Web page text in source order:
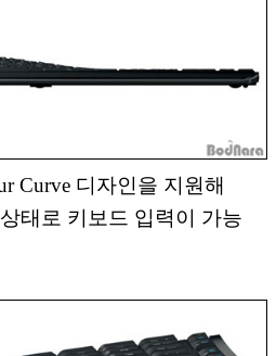
Curve 디자인을 지원해
태로 키보드 입력이 가능